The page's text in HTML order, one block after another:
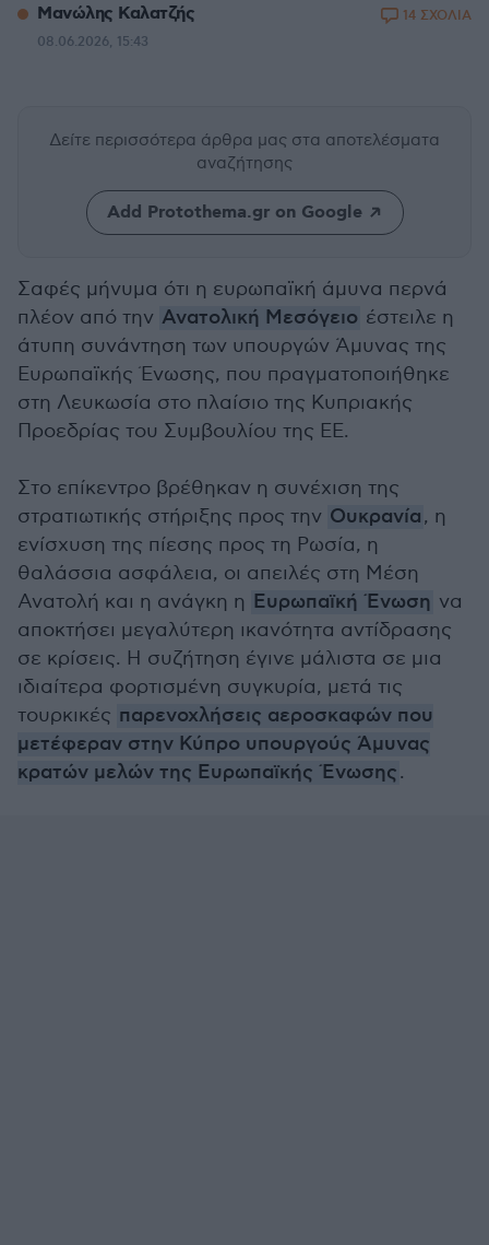
Μανώλης Καλατζής
08.06.2026, 15:43
14 ΣΧΟΛΙΑ
Δείτε περισσότερα άρθρα μας στα αποτελέσματα
αναζήτησης
Add Protothema.gr on Google
Σαφές μήνυμα ότι η ευρωπαϊκή άμυνα περνά
πλέον από την Ανατολική Μεσόγειο έστειλε η
άτυπη συνάντηση των υπουργών Άμυνας της
Ευρωπαϊκής Ένωσης, που πραγματοποιήθηκε
στη Λευκωσία στο πλαίσιο της Κυπριακής
Προεδρίας του Συμβουλίου της ΕΕ.
Στο επίκεντρο βρέθηκαν η συνέχιση της
στρατιωτικής στήριξης προς την Ουκρανία, η
ενίσχυση της πίεσης προς τη Ρωσία, η
θαλάσσια ασφάλεια, οι απειλές στη Μέση
Ανατολή και η ανάγκη η Ευρωπαϊκή Ένωση να
αποκτήσει μεγαλύτερη ικανότητα αντίδρασης
σε κρίσεις. Η συζήτηση έγινε μάλιστα σε μια
ιδιαίτερα φορτισμένη συγκυρία, μετά τις
τουρκικές παρενοχλήσεις αεροσκαφών που
μετέφεραν στην Κύπρο υπουργούς Άμυνας
κρατών μελών της Ευρωπαϊκής Ένωσης.